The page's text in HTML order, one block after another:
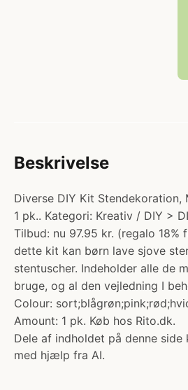
Beskrivelse
Diverse DIY Kit Stendekoration,
1 pk.. Kategori: Kreativ / DIY >
Tilbud: nu 97.95 kr. (regalo 18%
dette kit kan børn lave sjove
stentuscher. Indeholder alle de
bruge, og al den vejledning I
Colour:
Amount: 1 pk. Køb hos Rito.dk.
Dele af indholdet på denne
med hjælp fra AI.